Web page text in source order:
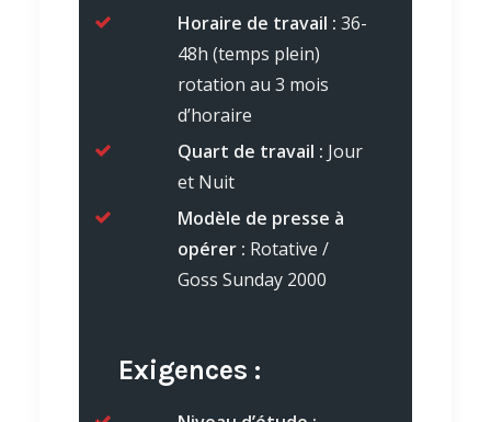
Horaire de travail : 36-
48h (temps plein)
rotation au 3 mois
d’horaire
Quart de travail : Jour
et Nuit
Modèle de presse à
opérer : Rotative /
Goss Sunday 2000
Exigences :